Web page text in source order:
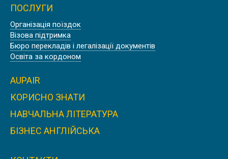
WASHINGTON STATE UNIVERSITY |
CША
ILLINOIS STATE UNIVERSITY | CША
ПОСЛУГИ
Організація поїздок
Візова підтримка
Бюро перекладів і легалізації документів
Освіта за кордоном
AUPAIR
КОРИСНО ЗНАТИ
НАВЧАЛЬНА ЛІТЕРАТУРА
БІЗНЕС АНГЛІЙСЬКА